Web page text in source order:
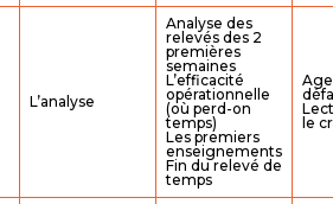
L’analyse
Analyse des
relevés des 2
premières
semaines
L’efficacité
opérationnelle
(où perd-on
temps)
Les premiers
enseignements
Fin du relevé de
temps
le